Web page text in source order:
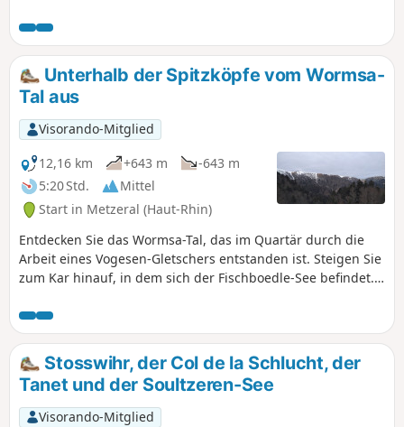
In dieser Richtung vermeidet man einen
sehr steilen Aufstieg von diesen Seen zum
Bergbauerngasthof du Schiessroth.
Unterhalb der Spitzköpfe vom Wormsa-
Tal aus
Visorando-Mitglied
12,16 km
+643 m
-643 m
5:20 Std.
Mittel
Start in Metzeral (Haut-Rhin)
Entdecken Sie das Wormsa-Tal, das im Quartär durch die
Arbeit eines Vogesen-Gletschers entstanden ist. Steigen Sie
zum Kar hinauf, in dem sich der Fischboedle-See befindet.
Schiessrothried-See, am Fuße des Hohneck. Der etwas
technischere Rückweg führt unterhalb des Endgrats der
Spitzköpfe und seinem Granitgeröllfeld entlang. Der letzte
Abstieg führt Sie zu den Ruinen der alten Seilbahn aus dem
Ersten Weltkrieg.Die Route ist von April bis November zu
bevorzugen.
Stosswihr, der Col de la Schlucht, der
Tanet und der Soultzeren-See
Visorando-Mitglied